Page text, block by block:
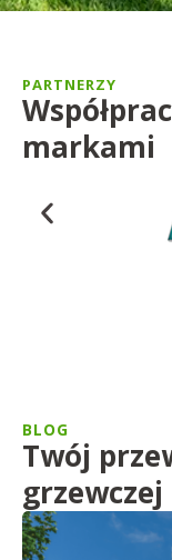
PARTNERZY
markami
BLOG
Twój
grzewczej